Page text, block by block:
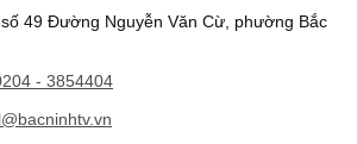
Nguyễn Văn Cừ, phường Bắc
- 3854404